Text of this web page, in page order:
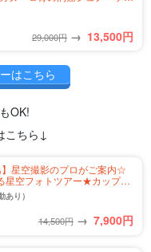
迎付き＞（No.349）
29,000円 → 13,500円
はこちら
OK!
こちら↓
星空撮影のプロがご案内☆
星空フォトツアー★カップ
おすすめ（No.356）
り）
14,500円 → 7,900円